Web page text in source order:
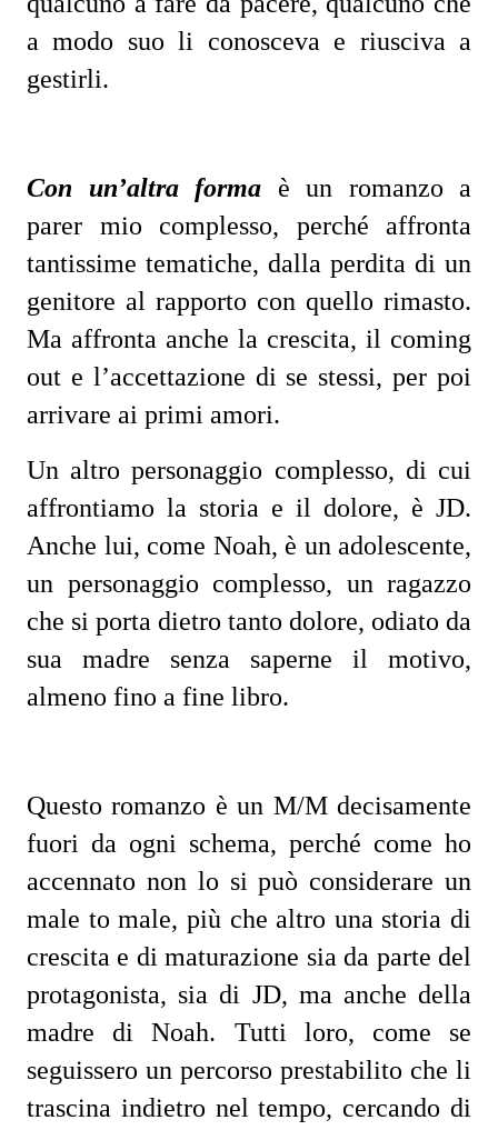
a modo suo li conosceva e riusciva a
gestirli.
Con un’altra forma è un romanzo a
parer mio complesso, perché affronta
tantissime tematiche, dalla perdita di un
genitore al rapporto con quello rimasto.
Ma affronta anche la crescita, il coming
out e l’accettazione di se stessi, per poi
arrivare ai primi amori.
Un altro personaggio complesso, di cui
affrontiamo la storia e il dolore, è JD.
Anche lui, come Noah, è un adolescente,
un personaggio complesso, un ragazzo
che si porta dietro tanto dolore, odiato da
sua madre senza saperne il motivo,
almeno fino a fine libro.
Questo romanzo è un M/M decisamente
fuori da ogni schema, perché come ho
accennato non lo si può considerare un
male to male, più che altro una storia di
crescita e di maturazione sia da parte del
protagonista, sia di JD, ma anche della
madre di Noah. Tutti loro, come se
seguissero un percorso prestabilito che li
trascina indietro nel tempo, cercando di